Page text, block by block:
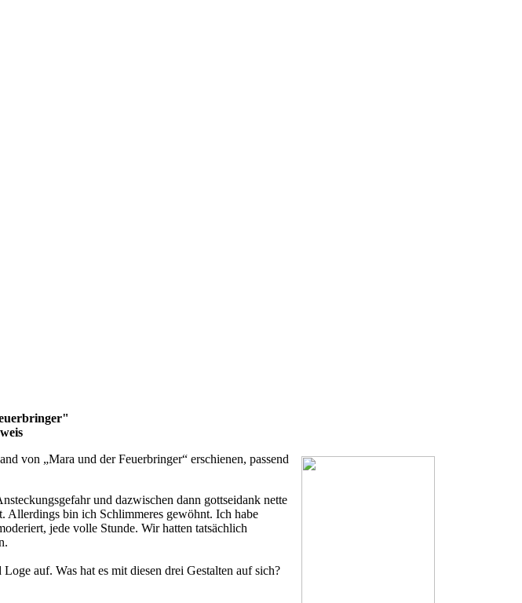
von „Mara und der Feuerbringer“ erschienen, passend
und dazwischen dann gottseidank nette
Allerdings bin ich Schlimmeres gewöhnt. Ich habe
jede volle Stunde. Wir hatten tatsächlich
auf. Was hat es mit diesen drei Gestalten auf sich?